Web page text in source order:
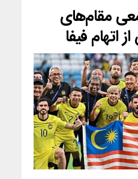
مقام‌های
اتهام فیفا